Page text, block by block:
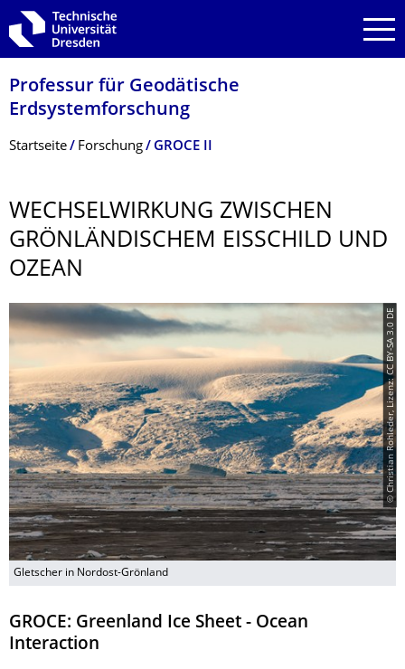
Zur Hauptnavigation springen
Zur Suche springen
Zum Inhalt springen
Professur für Geodätische
Erdsystemforschung
Breadcrumb-Menü
Startseite Forschung GROCE II
WECHSELWIRKUNG ZWISCHEN
GRÖNLÄNDISCHEM EISSCHILD UND
OZEAN
© Christian Rohleder, Lizenz: CC BY-SA 3.0 DE
Gletscher in Nordost-Grönland
GROCE: Greenland Ice Sheet - Ocean
Interaction